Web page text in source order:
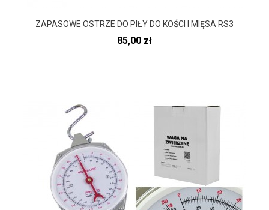
ZAPASOWE OSTRZE DO PIŁY DO KOŚCI I MIĘSA RS3
Cena
85,00 zł